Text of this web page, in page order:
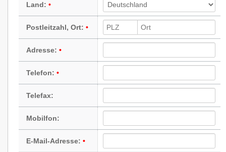
Land:
Postleitzahl, Ort:
Adresse:
Telefon:
Telefax:
Mobilfon:
E-Mail-Adresse: